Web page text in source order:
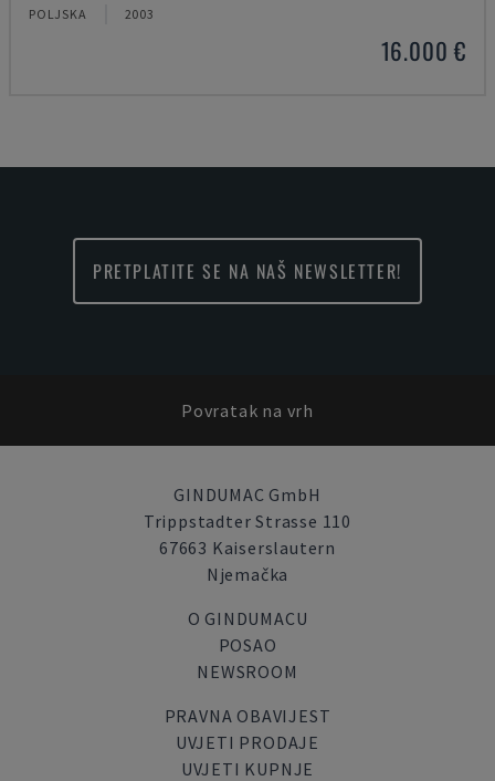
POLJSKA 2003
16.000 €
PRETPLATITE SE NA NAŠ NEWSLETTER!
Povratak na vrh
GINDUMAC GmbH
Trippstadter Strasse 110
67663 Kaiserslautern
Njemačka
O GINDUMACU
POSAO
NEWSROOM
PRAVNA OBAVIJEST
UVJETI PRODAJE
UVJETI KUPNJE